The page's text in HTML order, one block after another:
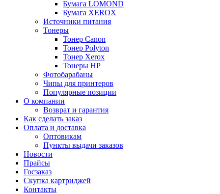
Бумага LOMOND
Бумага XEROX
Источники питания
Тонеры
Тонер Canon
Тонер Polyton
Тонер Xerox
Тонеры HP
Фотобарабаны
Чипы для принтеров
Популярные позиции
О компании
Возврат и гарантия
Как сделать заказ
Оплата и доставка
Оптовикам
Пункты выдачи заказов
Новости
Прайсы
Госзаказ
Скупка картриджей
Контакты